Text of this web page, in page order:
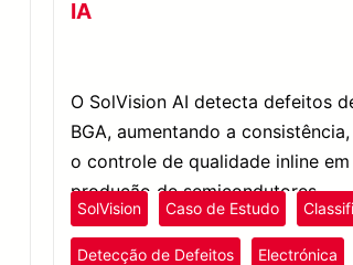
IA
O SolVision AI detecta defeitos
BGA, aumentando a
o controle de qualidade inline em
produção de semicondutores.
SolVision Caso de Estudo
Detecção de Defeitos Electrónica